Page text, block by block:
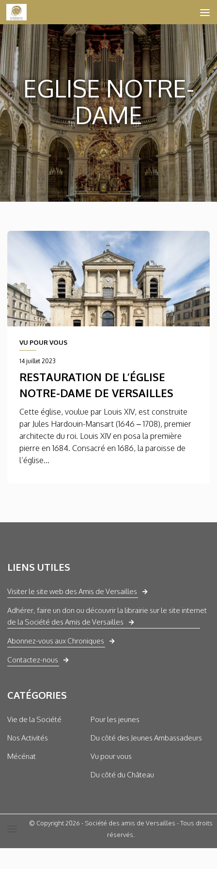
Skip to content
EGLISE NOTRE-
DAME
VU POUR VOUS
14 juillet 2023
RESTAURATION DE L’ÉGLISE
NOTRE-DAME DE VERSAILLES
Cette église, voulue par Louis XIV, est construite
par Jules Hardouin-Mansart (1646 – 1708), premier
architecte du roi. Louis XIV en posa la première
pierre en 1684. Consacré en 1686, la paroisse de
l’église...
LIENS UTILES
Visiter le site web des Amis de Versailles
Adhérer, faire un don ou découvrir la librairie sur le site internet
de la Société des Amis de Versailles
Abonnez-vous aux Chroniques
Contactez-nous
CATÉGORIES
Vie de la Société
Nos Activités
Mécénat
Pour les jeunes
Du côté des Jeunes Ambassadeurs
Vu pour vous
Du côté du Château
© Copyright 2026 - Société des amis de Versailles - Tous droits
réservés.